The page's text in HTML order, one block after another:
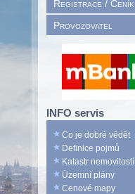
Registrace / Ceník
Provozovatel
INFO servis
Co je dobré vědět
Definice pojmů
Katastr nemovitostí
Územní plány
Cenové mapy